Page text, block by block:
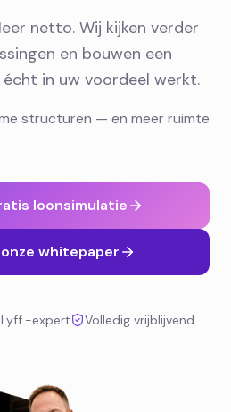
netto. Wij kijken verder
en bouwen een
in uw voordeel werkt.
structuren — en meer ruimte
loonsimulatie
whitepaper
expert Volledig vrijblijvend